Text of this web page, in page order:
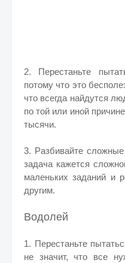
2. Перестаньте
потому что это
что всегда найдутся
по той или иной
тысячи.
3. Разбивайте
задача кажется
маленьких заданий и
другим.
Водолей
1. Перестаньте
не значит, что все